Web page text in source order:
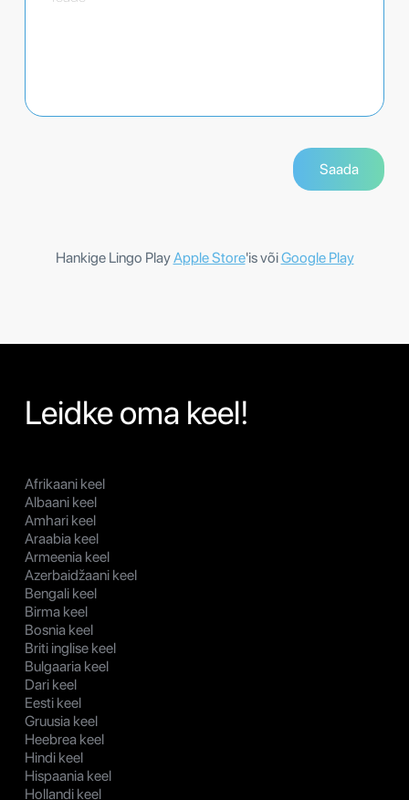
Hankige Lingo PlayApple Store'is võiGoogle Play
Leidke oma keel!
Afrikaani keel
Albaani keel
Amhari keel
Araabia keel
Armeenia keel
Azerbaidžaani keel
Bengali keel
Birma keel
Bosnia keel
Briti inglise keel
Bulgaaria keel
Dari keel
Eesti keel
Gruusia keel
Heebrea keel
Hindi keel
Hispaania keel
Hollandi keel